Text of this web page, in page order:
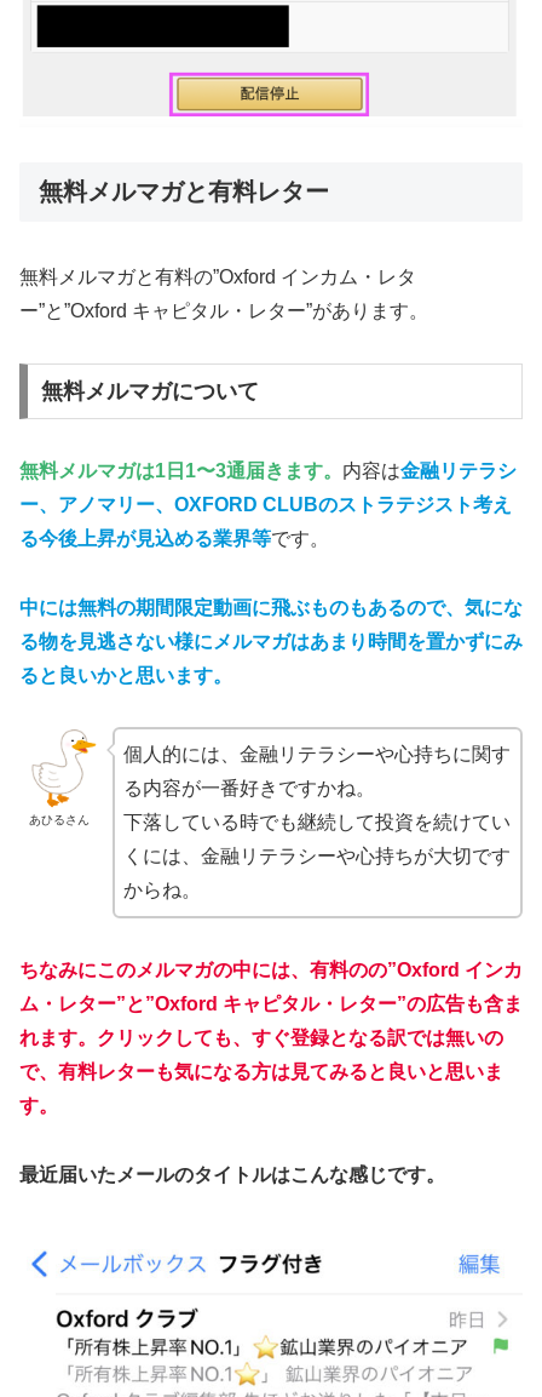
無料メルマガと有料レター
無料メルマガと有料の”Oxford インカム・レタ
ー”と”Oxford キャピタル・レター”があります。
無料メルマガについて
無料メルマガは1日1〜3通届きます。 内容は金融リテラシ
ー、アノマリー、OXFORD CLUBのストラテジスト考え
る今後上昇が見込める業界等です。
中には無料の期間限定動画に飛ぶものもあるので、気にな
る物を見逃さない様にメルマガはあまり時間を置かずにみ
ると良いかと思います。
あひるさん
個人的には、金融リテラシーや心持ちに関す
る内容が一番好きですかね。
下落している時でも継続して投資を続けてい
くには、金融リテラシーや心持ちが大切です
からね。
ちなみにこのメルマガの中には、有料のの”Oxford インカ
ム・レター”と”Oxford キャピタル・レター”の広告も含ま
れます。クリックしても、すぐ登録となる訳では無いの
で、有料レターも気になる方は見てみると良いと思いま
す。
最近届いたメールのタイトルはこんな感じです。